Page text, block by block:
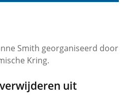
Smith georganiseerd door
Kring.
uit